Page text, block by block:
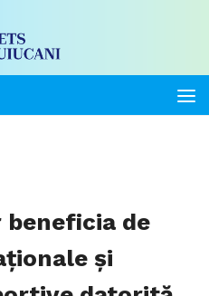
beneficia de
și